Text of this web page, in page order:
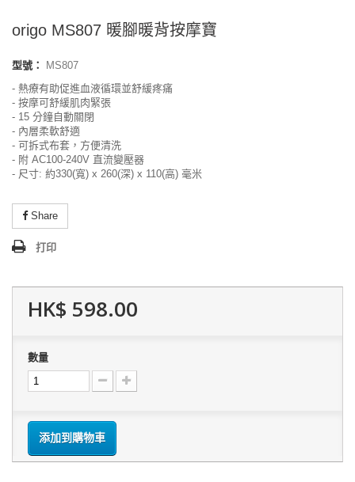
origo MS807 暖腳暖背按摩寶
型號：
MS807
- 熱療有助促進血液循環並舒緩疼痛
- 按摩可舒緩肌肉緊張
- 15 分鐘自動關閉
- 內層柔軟舒適
- 可拆式布套，方便清洗
- 附 AC100-240V 直流變壓器
- 尺寸: 約330(寬) x 260(深) x 110(高) 毫米
Share
打印
HK$ 598.00
數量
添加到購物車